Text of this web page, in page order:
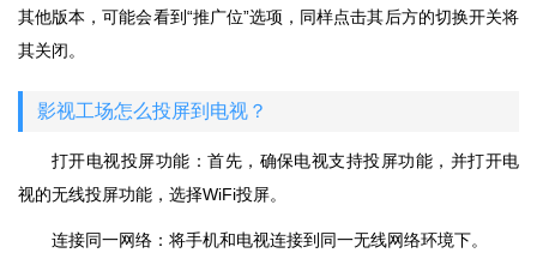
其他版本，可能会看到“推广位”选项，同样点击其后方的切换开关将
其关闭。
影视工场怎么投屏到电视？
打开电视投屏功能：首先，确保电视支持投屏功能，并打开电
视的无线投屏功能，选择WiFi投屏。
连接同一网络：将手机和电视连接到同一无线网络环境下。